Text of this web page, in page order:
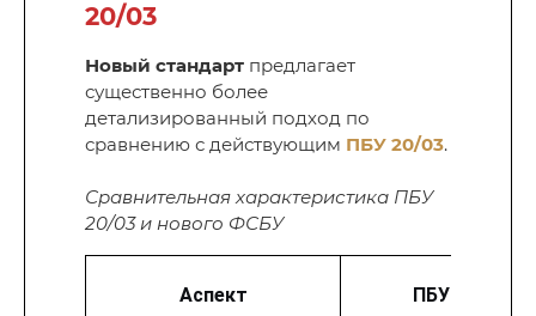
20/03
Новый стандарт предлагает
существенно более
детализированный подход по
сравнению с действующим ПБУ 20/03.
Сравнительная характеристика ПБУ
20/03 и нового ФСБУ
Аспект ПБУ 20/03